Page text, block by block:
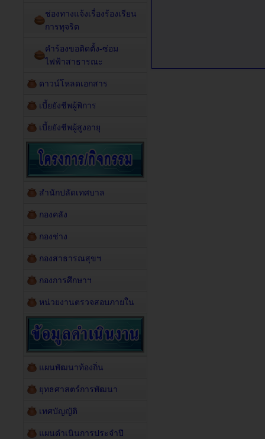
ช่องทางแจ้งเรื่องร้องเรียน
การทุจริต
คำร้องขอติดตั้ง-ซ่อม
ไฟฟ้าสาธารณะ
ดาวน์โหลดเอกสาร
เบี้ยยังชีพผู้พิการ
เบี้ยยังชีพผู้สูงอายุ
สำนักปลัดเทศบาล
กองคลัง
กองช่าง
กองสาธารณสุขฯ
กองการศึกษาฯ
หน่วยงานตรวจสอบภายใน
แผนพัฒนาท้องถิ่น
ยุทธศาสตร์การพัฒนา
เทศบัญญัติ
แผนดำเนินการประจำปี